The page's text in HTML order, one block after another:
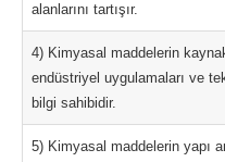
alanlarını tartışır.
4) Kimyasal maddelerin
endüstriyel uygulamaları ve
bilgi sahibidir.
5) Kimyasal maddelerin yapı